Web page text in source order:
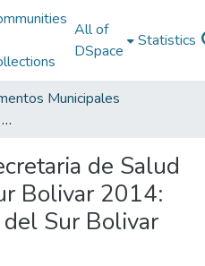
All of
DSpace
Statistics
Municipales
Plan de Acción Secretaria de Salud Santa Rosa del Sur Bolivar 2014: PASS Santa Rosa del Sur Bolivar 2014
de Salud
Bolivar 2014:
del Sur Bolivar